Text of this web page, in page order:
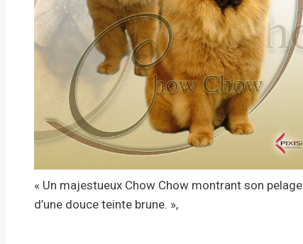
« Un majestueux Chow Chow montrant son pelage
d’une douce teinte brune. »,